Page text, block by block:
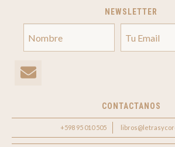
NEWSLETTER
CONTACTANOS
+598 95 010 505